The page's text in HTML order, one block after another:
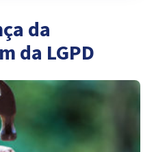
da
da LGPD